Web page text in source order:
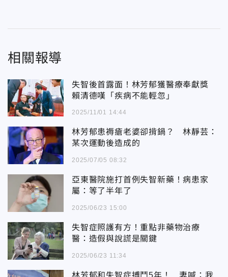
相關報導
失智後首露面！林芳郁獲醫療奉獻獎
賴清德嘆「疾病不能輕忽」
2025/11/01 14:44
林芳郁患褥瘡老婆卻揹鍋？ 林靜芸：
某次運動後造成的
2025/07/05 08:32
亞東醫院施打首例失智新藥！病患家
屬：等了半年了
2025/06/23 15:00
失智症照護有方！重點非藥物治療
醫：造假與說謊是關鍵
2025/06/23 11:34
林芳郁和失智症搏鬥5年！ 妻喊：我